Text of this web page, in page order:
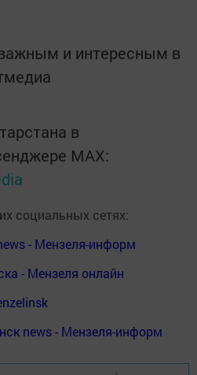
и интересным в
в
MАХ:
социальных сетях:
- Мензеля-информ
- Мензеля онлайн
news - Мензеля-информ